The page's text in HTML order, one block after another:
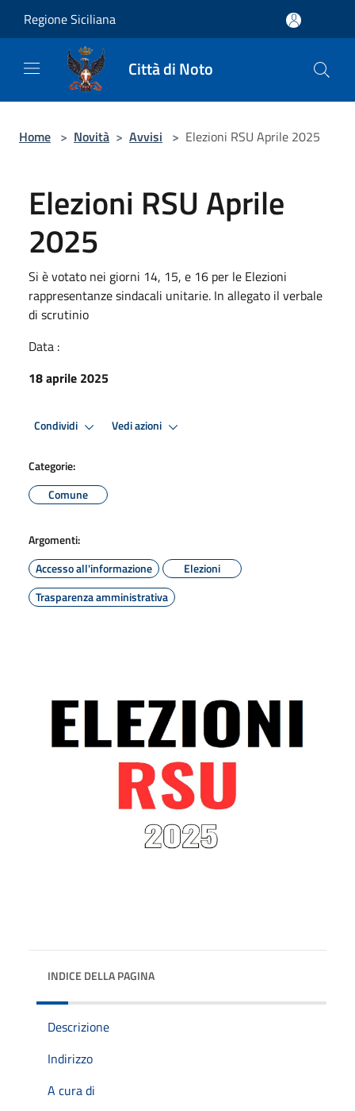
Regione Siciliana
Città di Noto
Home > Novità > Avvisi > Elezioni RSU Aprile 2025
Elezioni RSU Aprile
2025
Si è votato nei giorni 14, 15, e 16 per le Elezioni
rappresentanze sindacali unitarie. In allegato il verbale
di scrutinio
Data :
18 aprile 2025
Condividi Vedi azioni
Categorie:
Comune
Argomenti:
Accesso all'informazione
Elezioni
Trasparenza amministrativa
INDICE DELLA PAGINA
Descrizione
Indirizzo
A cura di